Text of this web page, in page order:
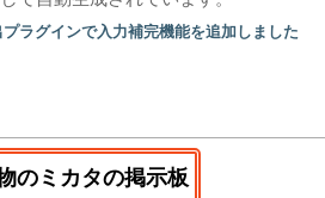
ラグインで入力補完機能を追加しました
のミカタの掲示板